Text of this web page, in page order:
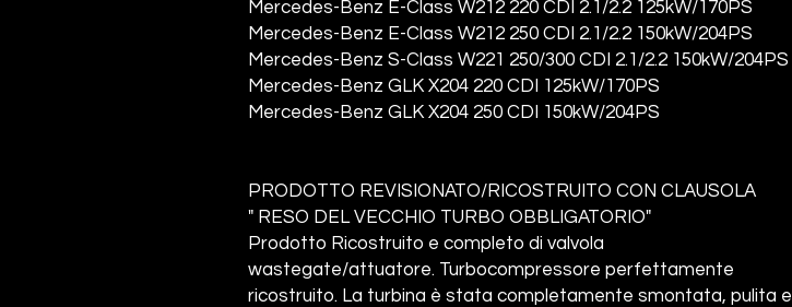
Mercedes-Benz E-Class W212 220 CDI 2.1/2.2 125kW/170PS
Mercedes-Benz E-Class W212 250 CDI 2.1/2.2 150kW/204PS
Mercedes-Benz S-Class W221 250/300 CDI 2.1/2.2 150kW/204PS
Mercedes-Benz GLK X204 220 CDI 125kW/170PS
Mercedes-Benz GLK X204 250 CDI 150kW/204PS
PRODOTTO REVISIONATO/RICOSTRUITO CON CLAUSOLA
" RESO DEL VECCHIO TURBO OBBLIGATORIO"
Prodotto Ricostruito e completo di valvola
wastegate/attuatore. Turbocompressore perfettamente
ricostruito. La turbina è stata completamente smontata, pulita e